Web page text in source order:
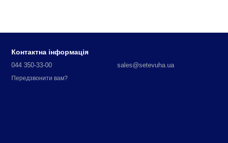
Контактна інформація
044 350-33-00
Передзвонити вам?
sales@setevuha.ua